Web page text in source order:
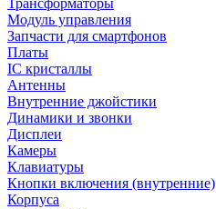
Трансформаторы
Модуль управления
Запчасти для смартфонов
Платы
IC кристаллы
Антенны
Внутренние джойстики
Динамики и звонки
Дисплеи
Камеры
Клавиатуры
Кнопки включения (внутренние)
Корпуса